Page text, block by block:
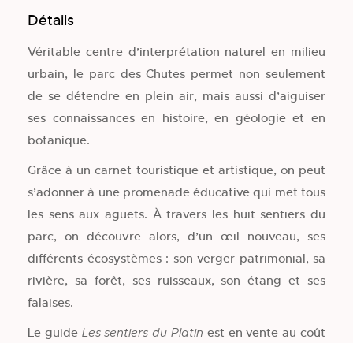
Détails
Véritable centre d’interprétation naturel en milieu
urbain, le parc des Chutes permet non seulement
de se détendre en plein air, mais aussi d’aiguiser
ses connaissances en histoire, en géologie et en
botanique.
Grâce à un carnet touristique et artistique, on peut
s’adonner à une promenade éducative qui met tous
les sens aux aguets. À travers les huit sentiers du
parc, on découvre alors, d’un œil nouveau, ses
différents écosystèmes : son verger patrimonial, sa
rivière, sa forêt, ses ruisseaux, son étang et ses
falaises.
Le guide Les sentiers du Platin est en vente au coût